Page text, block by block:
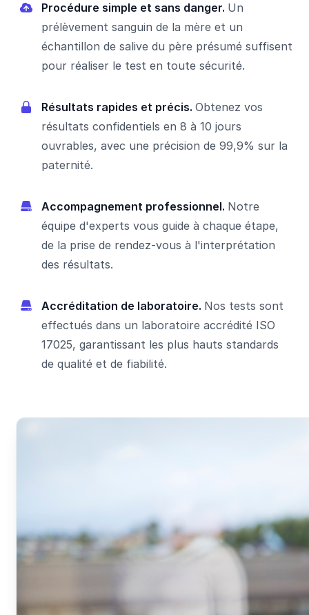
Procédure simple et sans danger. Un
prélèvement sanguin de la mère et un
échantillon de salive du père présumé suffisent
pour réaliser le test en toute sécurité.
Résultats rapides et précis. Obtenez vos
résultats confidentiels en 8 à 10 jours
ouvrables, avec une précision de 99,9% sur la
paternité.
Accompagnement professionnel. Notre
équipe d'experts vous guide à chaque étape,
de la prise de rendez-vous à l'interprétation
des résultats.
Accréditation de laboratoire. Nos tests sont
effectués dans un laboratoire accrédité ISO
17025, garantissant les plus hauts standards
de qualité et de fiabilité.